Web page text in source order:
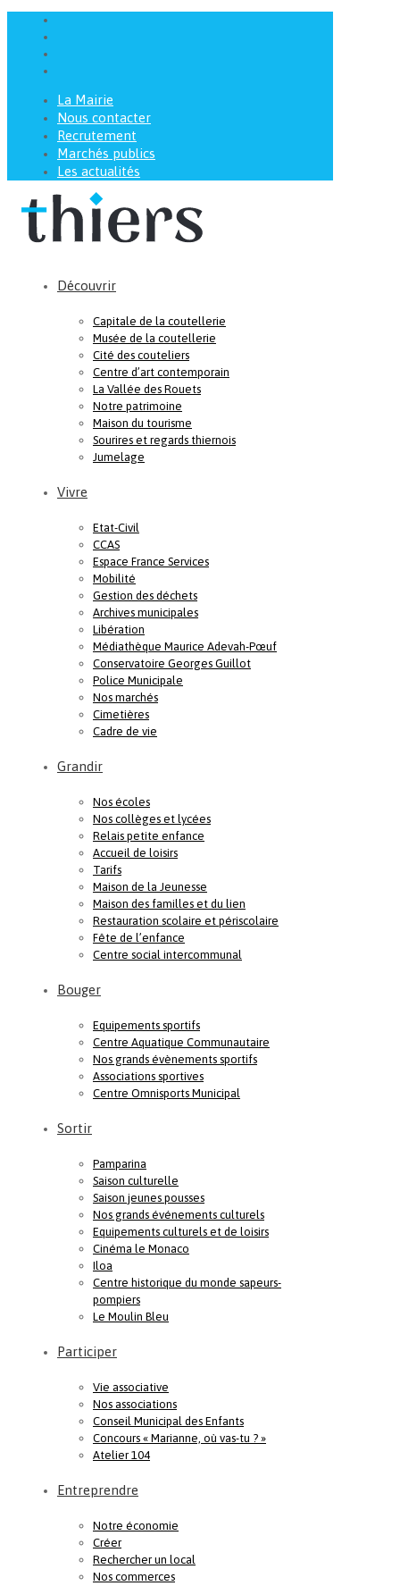
La Mairie
Nous contacter
Recrutement
Marchés publics
Les actualités
Découvrir
Capitale de la coutellerie
Musée de la coutellerie
Cité des couteliers
Centre d’art contemporain
La Vallée des Rouets
Notre patrimoine
Maison du tourisme
Sourires et regards thiernois
Jumelage
Vivre
Etat-Civil
CCAS
Espace France Services
Mobilité
Gestion des déchets
Archives municipales
Libération
Médiathèque Maurice Adevah-Pœuf
Conservatoire Georges Guillot
Police Municipale
Nos marchés
Cimetières
Cadre de vie
Grandir
Nos écoles
Nos collèges et lycées
Relais petite enfance
Accueil de loisirs
Tarifs
Maison de la Jeunesse
Maison des familles et du lien
Restauration scolaire et périscolaire
Fête de l’enfance
Centre social intercommunal
Bouger
Equipements sportifs
Centre Aquatique Communautaire
Nos grands évènements sportifs
Associations sportives
Centre Omnisports Municipal
Sortir
Pamparina
Saison culturelle
Saison jeunes pousses
Nos grands événements culturels
Equipements culturels et de loisirs
Cinéma le Monaco
Iloa
Centre historique du monde sapeurs-
pompiers
Le Moulin Bleu
Participer
Vie associative
Nos associations
Conseil Municipal des Enfants
Concours « Marianne, où vas-tu ? »
Atelier 104
Entreprendre
Notre économie
Créer
Rechercher un local
Nos commerces